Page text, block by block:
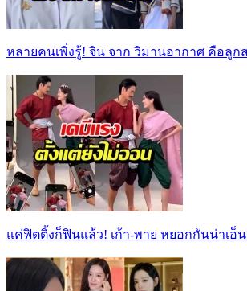
หลายคนเพิ่งรู้! จิน จาก วิมานอากาศ คือลูก
แค่ฟิตติ้งก็ฟินแล้ว! เก้า-พาย หยอกกันน่าเอ็